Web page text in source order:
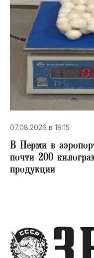
07.08.2026 в 19:15
В Перми в
почти 200
продукции